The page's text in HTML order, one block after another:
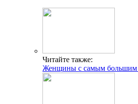
Читайте также:
Женщины с самым большим